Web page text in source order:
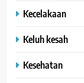
Kecelakaan
Keluh kesah
Kesehatan